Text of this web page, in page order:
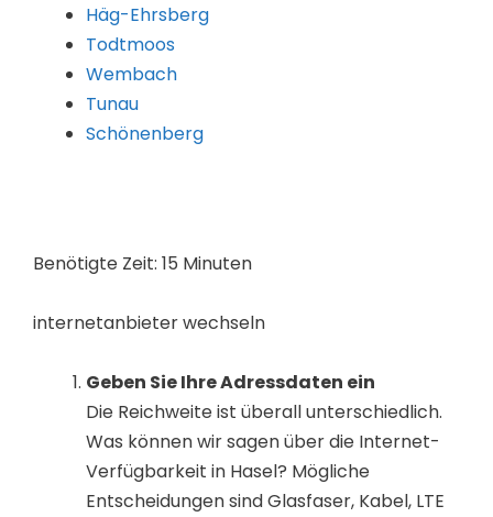
Häg-Ehrsberg
Todtmoos
Wembach
Tunau
Schönenberg
Benötigte Zeit: 15 Minuten
internetanbieter wechseln
Geben Sie Ihre Adressdaten ein
Die Reichweite ist überall unterschiedlich.
Was können wir sagen über die Internet-
Verfügbarkeit in Hasel? Mögliche
Entscheidungen sind Glasfaser, Kabel, LTE